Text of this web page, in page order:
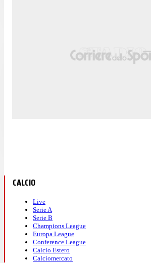
CALCIO
Live
Serie A
Serie B
Champions League
Europa League
Conference League
Calcio Estero
Calciomercato